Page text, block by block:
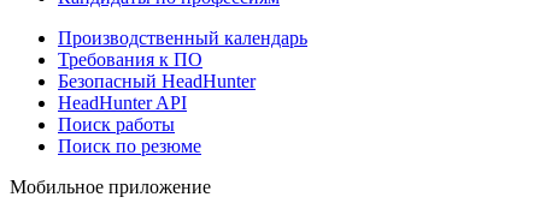
Производственный календарь
Требования к ПО
Безопасный HeadHunter
HeadHunter API
Поиск работы
Поиск по резюме
Мобильное приложение